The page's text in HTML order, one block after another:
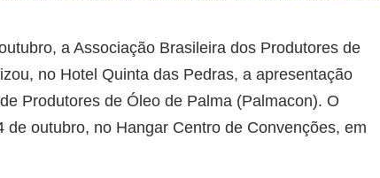
a Associação Brasileira dos Produtores de
no Hotel Quinta das Pedras, a apresentação
Produtores de Óleo de Palma (Palmacon). O
outubro, no Hangar Centro de Convenções, em